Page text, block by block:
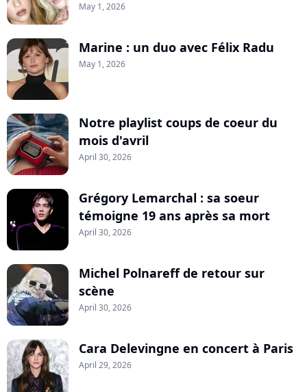
May 1, 2026
Marine : un duo avec Félix Radu
May 1, 2026
Notre playlist coups de coeur du
mois d'avril
April 30, 2026
Grégory Lemarchal : sa soeur
témoigne 19 ans après sa mort
April 30, 2026
Michel Polnareff de retour sur
scène
April 30, 2026
Cara Delevingne en concert à Paris
April 29, 2026